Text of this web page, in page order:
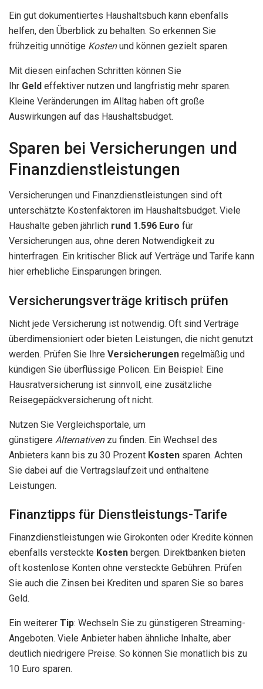
Ein gut dokumentiertes Haushaltsbuch kann ebenfalls
helfen, den Überblick zu behalten. So erkennen Sie
frühzeitig unnötige Kostenund können gezielt sparen.
Mit diesen einfachen Schritten können Sie
Ihr Geld effektiver nutzen und langfristig mehr sparen.
Kleine Veränderungen im Alltag haben oft große
Auswirkungen auf das Haushaltsbudget.
Sparen bei Versicherungen und
Finanzdienstleistungen
Versicherungen und Finanzdienstleistungen sind oft
unterschätzte Kostenfaktoren im Haushaltsbudget. Viele
Haushalte geben jährlich rund 1.596 Euro für
Versicherungen aus, ohne deren Notwendigkeit zu
hinterfragen. Ein kritischer Blick auf Verträge und Tarife kann
hier erhebliche Einsparungen bringen.
Versicherungsverträge kritisch prüfen
Nicht jede Versicherung ist notwendig. Oft sind Verträge
überdimensioniert oder bieten Leistungen, die nicht genutzt
werden. Prüfen Sie Ihre Versicherungen regelmäßig und
kündigen Sie überflüssige Policen. Ein Beispiel: Eine
Hausratversicherung ist sinnvoll, eine zusätzliche
Reisegepäckversicherung oft nicht.
Nutzen Sie Vergleichsportale, um
günstigere Alternativenzu finden. Ein Wechsel des
Anbieters kann bis zu 30 Prozent Kosten sparen. Achten
Sie dabei auf die Vertragslaufzeit und enthaltene
Leistungen.
Finanztipps für Dienstleistungs-Tarife
Finanzdienstleistungen wie Girokonten oder Kredite können
ebenfalls versteckte Kosten bergen. Direktbanken bieten
oft kostenlose Konten ohne versteckte Gebühren. Prüfen
Sie auch die Zinsen bei Krediten und sparen Sie so bares
Geld.
Ein weiterer Tip: Wechseln Sie zu günstigeren Streaming-
Angeboten. Viele Anbieter haben ähnliche Inhalte, aber
deutlich niedrigere Preise. So können Sie monatlich bis zu
10 Euro sparen.